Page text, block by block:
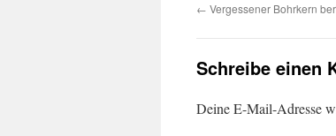
← Vergessener Bohrkern
Schreibe einen
Deine E-Mail-Adresse